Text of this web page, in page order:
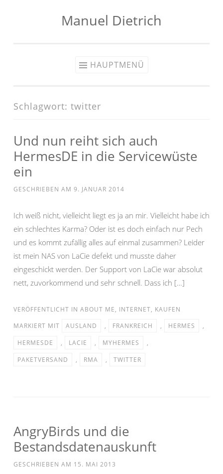
Manuel Dietrich
HAUPTMENÜ
Schlagwort: twitter
Und nun reiht sich auch
HermesDE in die Servicewüste
ein
GESCHRIEBEN AM 9. JANUAR 2014
Ich weiß nicht, vielleicht liegt es ja an mir. Vielleicht habe ich
ein schlechtes Karma? Oder ist es doch einfach nur Pech
und es kommt zufällig alles auf einmal zusammen? Leider
ist mein NAS von LaCie defekt und musste daher
eingeschickt werden. Der Support von LaCie war absolut
nett, zuvorkommend und sehr schnell. Dass ich […]
VERÖFFENTLICHT IN ABOUT ME, INTERNET, KAUFEN
MARKIERT MIT
AUSLAND , FRANKREICH , HERMES
,
HERMESDE
, LACIE , MYHERMES
,
PAKETVERSAND
, RMA , TWITTER
AngryBirds und die
Bestandsdatenauskunft
GESCHRIEBEN AM 15. MAI 2013